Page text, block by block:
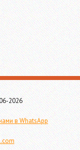
2026
в WhatsApp